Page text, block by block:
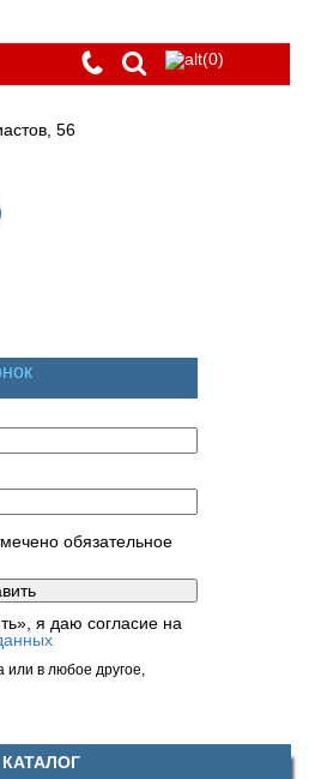
(0)
56
обязательное
я даю согласие на
или в любое другое,
КАТАЛОГ